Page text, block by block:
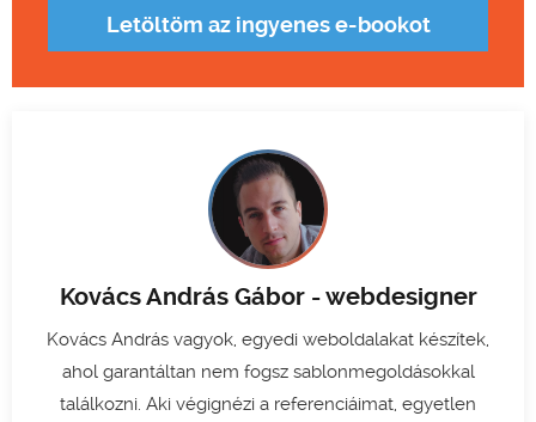
Letöltöm az ingyenes e-bookot
Kovács András Gábor - webdesigner
Kovács András vagyok, egyedi weboldalakat készítek,
ahol garantáltan nem fogsz sablonmegoldásokkal
találkozni. Aki végignézi a referenciáimat, egyetlen